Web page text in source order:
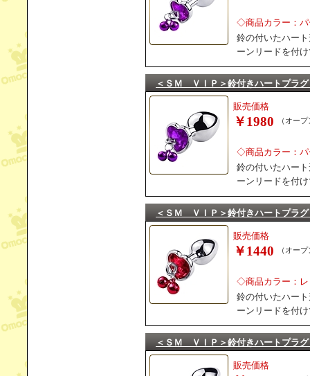
◇商品カラー：パ
鈴の付いたハー
ーンリードを付
＜ＳＭ ＶＩＰ＞鈴付きハートプラ
販売価格
￥1980 （オー
◇商品カラー：パ
鈴の付いたハー
ーンリードを付
＜ＳＭ ＶＩＰ＞鈴付きハートプ
販売価格
￥1440 （オー
◇商品カラー：レ
鈴の付いたハー
ーンリードを付
＜ＳＭ ＶＩＰ＞鈴付きハートプ
販売価格